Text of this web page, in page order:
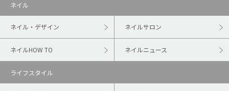
ネイル
ネイル・デザイン ネイルサロン
ネイルHOW TO ネイルニュース
ライフスタイル